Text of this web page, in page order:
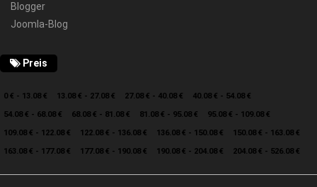
Blogger
Joomla-Blog
Preis
0 € - 13.08 € 13.08 € - 27.08 € 27.08 € - 40.08 €
40.08 € - 54.08 €
54.08 € - 68.08 €
68.08 € - 81.08 € 81.08 € - 95.08 €
95.08 € - 109.08 €
109.08 € - 122.08 €
122.08 € - 136.08 € 136.08 € - 150.08 €
150.08 € - 163.08 €
163.08 € - 177.08 €
177.08 € - 190.08 € 190.08 € - 204.08 € 204.08 € - 526.08 €